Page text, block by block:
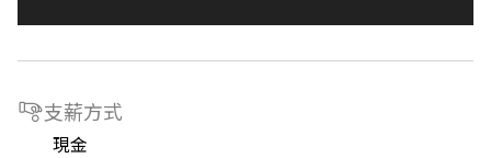
支薪方式
現金